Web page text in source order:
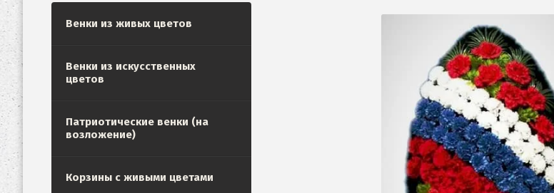
Венки из живых цветов
Венки из искусственных
цветов
Патриотические венки (на
возложение)
Корзины с живыми цветами